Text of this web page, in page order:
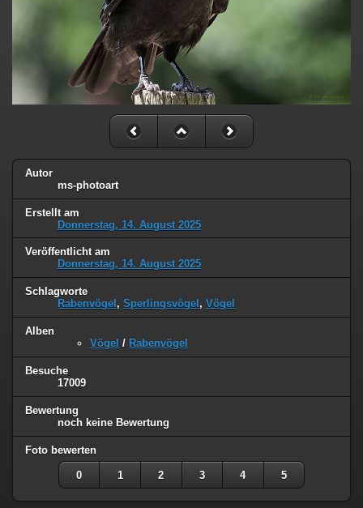
Autor
ms-photoart
Erstellt am
Donnerstag, 14. August 2025
Veröffentlicht am
Donnerstag, 14. August 2025
Schlagworte
Rabenvögel , Sperlingsvögel , Vögel
Alben
Vögel / Rabenvögel
Besuche
17009
Bewertung
noch keine Bewertung
Foto bewerten
0 1 2 3 4 5